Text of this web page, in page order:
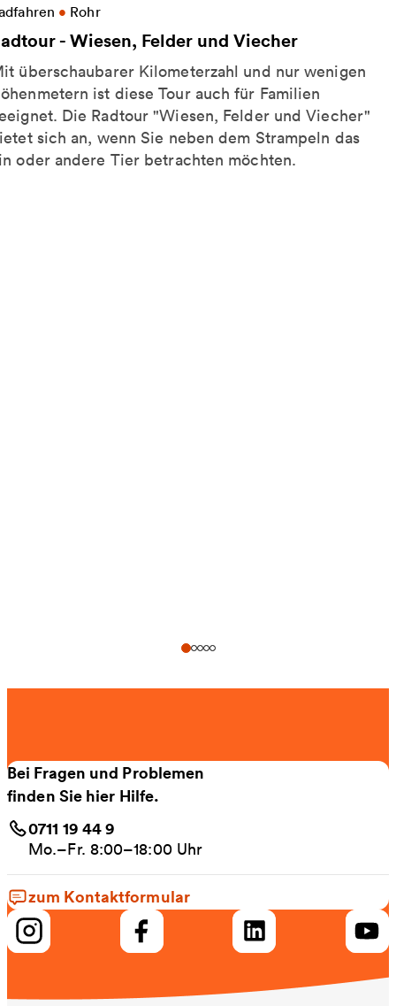
• Rohr
- Wiesen, Felder und Viecher
überschaubarer Kilometerzahl und nur wenigen
ist diese Tour auch für Familien
Die Radtour "Wiesen, Felder und Viecher"
sich an, wenn Sie neben dem Strampeln das
oder andere Tier betrachten möchten.
Informationen zu Radtour - Wiesen, Felder
Bei Fragen und Problemen
finden Sie hier Hilfe.
0711 19 44 9
Mo.–Fr. 8:00–18:00 Uhr
zum Kontaktformular